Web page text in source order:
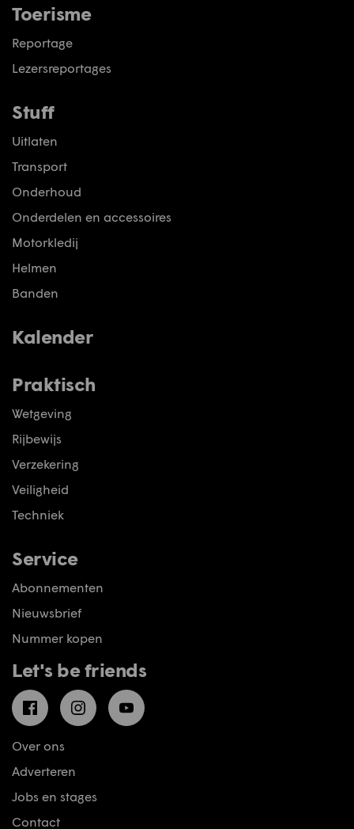
Toerisme
Reportage
Lezersreportages
Stuff
Uitlaten
Transport
Onderhoud
Onderdelen en accessoires
Motorkledij
Helmen
Banden
Kalender
Praktisch
Wetgeving
Rijbewijs
Verzekering
Veiligheid
Techniek
Service
Abonnementen
Nieuwsbrief
Nummer kopen
Let's be friends
FacebookInstagramYouTube
Over ons
Adverteren
Jobs en stages
Contact